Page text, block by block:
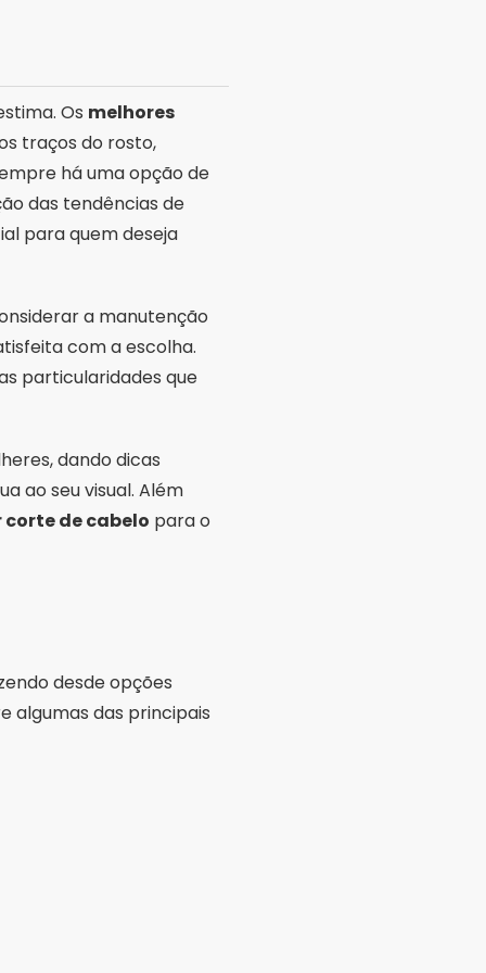
Os melhores
traços do rosto,
há uma opção de
das tendências de
para quem deseja
a manutenção
com a escolha.
particularidades que
dando dicas
ao seu visual. Além
corte de cabelo para o
desde opções
algumas das principais